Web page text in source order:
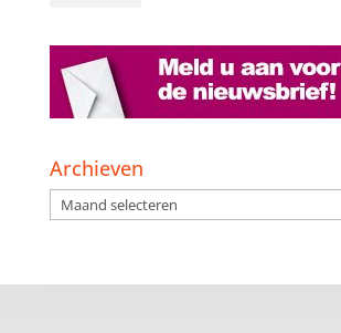
Archieven
Archieven